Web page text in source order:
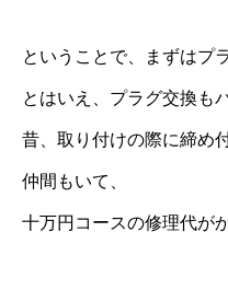
ということで、まずはプ
とはいえ、プラグ交換も
昔、取り付けの際に締め
仲間もいて、
十万円コースの修理代が